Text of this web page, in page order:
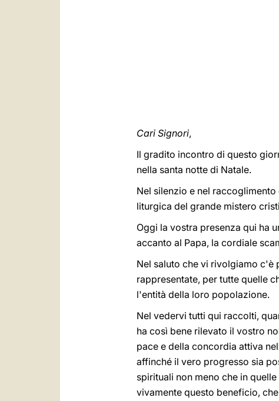
Cari Signori,
Il gradito incontro di questo
nella santa notte di Natale.
Nel silenzio e nel
liturgica del grande mistero
Oggi la vostra presenza qui ha
accanto al Papa, la cordiale
Nel saluto che vi rivolgiamo c'è
rappresentate, per tutte quelle
l'entità della loro popolazione.
Nel vedervi tutti qui raccolti,
ha così bene rilevato il vostro
pace e della concordia attiva
affinché il vero progresso sia
spirituali non meno che in
vivamente questo beneficio,